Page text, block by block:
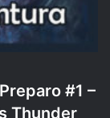
#1 –
Thunder